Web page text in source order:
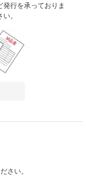
発行を承っておりま
。
さい。